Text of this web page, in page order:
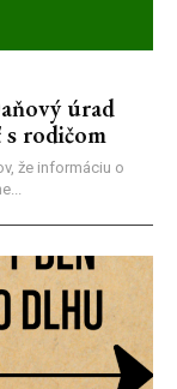
úrad
rodičom
že informáciu o